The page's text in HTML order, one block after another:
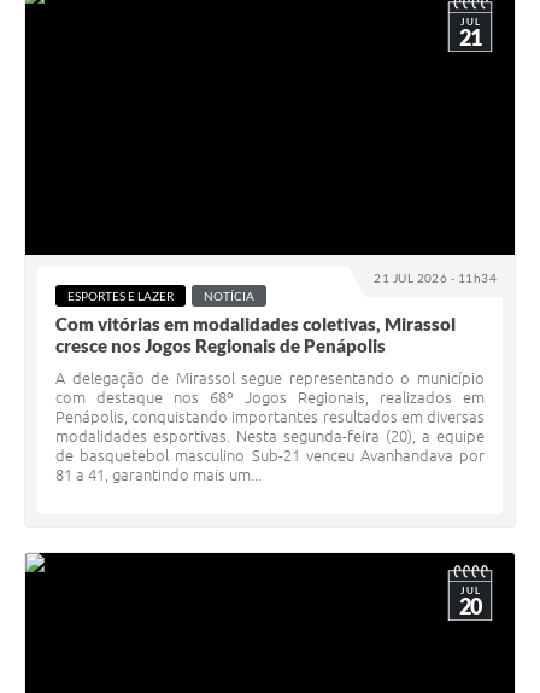
21 JUL 2026 - 11h34
JUL
21
ESPORTES E LAZER NOTÍCIA
Com vitórias em modalidades coletivas, Mirassol
cresce nos Jogos Regionais de Penápolis
A delegação de Mirassol segue representando o município
com destaque nos 68º Jogos Regionais, realizados em
Penápolis, conquistando importantes resultados em diversas
modalidades esportivas. Nesta segunda-feira (20), a equipe
de basquetebol masculino Sub-21 venceu Avanhandava por
81 a 41, garantindo mais um...
JUL
20